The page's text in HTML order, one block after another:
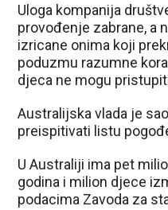
Uloga kompanija
provođenje zabrane, a
izricane onima koji
poduzmu razumne
djeca ne mogu
Australijska vlada je
preispitivati ​​listu
U Australiji ima pet
godina i milion djece
podacima Zavoda za